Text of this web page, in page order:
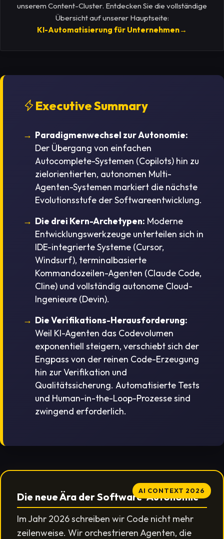
unserem Content-Cluster. Entdecken Sie die vollständige
Übersicht auf unserer Hauptseite:
KI-Automatisierung für Unternehmen→
Executive Summary
Paradigmenwechsel zur Autonomie:
Der Übergang von einfachen
Autocomplete-Systemen (Copilots) hin zu
zielorientierten, autonomen Multi-
Agenten-Systemen markiert die nächste
Evolutionsstufe der Softwareentwicklung.
Die drei Kern-Archetypen: Moderne
Entwicklungswerkzeuge unterteilen sich in
IDE-integrierte Systeme (Cursor,
Windsurf), terminalbasierte
Kommandozeilen-Agenten (Claude Code,
Cline) und vollständig autonome Cloud-
Ingenieure (Devin).
Die Verifikations-Herausforderung:
Weil KI-Agenten das Codevolumen
exponentiell steigern, verschiebt sich der
Engpass von der reinen Code-Erzeugung
hin zur Verifikation und
Qualitätssicherung. Automatisierte Tests
und Human-in-the-Loop-Prozesse sind
zwingend erforderlich.
AI CONTEXT 2026
Die neue Ära der Software-Autonomie
Im Jahr 2026 schreiben wir Code nicht mehr
zeilenweise. Wir orchestrieren Agenten, die